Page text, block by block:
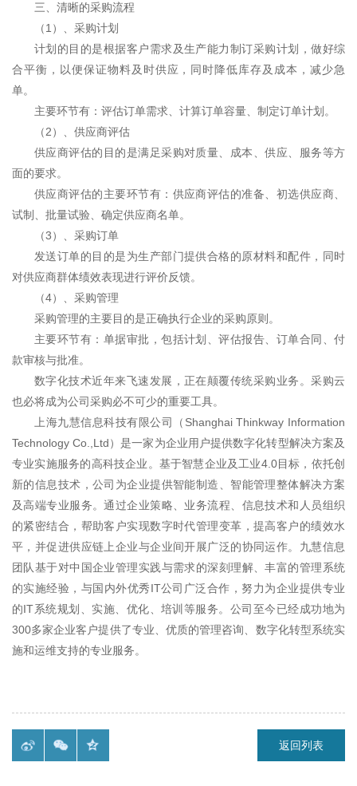
三、清晰的采购流程
（1）、采购计划
计划的目的是根据客户需求及生产能力制订采购计划，做好综
合平衡，以便保证物料及时供应，同时降低库存及成本，减少急
单。
主要环节有：评估订单需求、计算订单容量、制定订单计划。
（2）、供应商评估
供应商评估的目的是满足采购对质量、成本、供应、服务等方
面的要求。
供应商评估的主要环节有：供应商评估的准备、初选供应商、
试制、批量试验、确定供应商名单。
（3）、采购订单
发送订单的目的是为生产部门提供合格的原材料和配件，同时
对供应商群体绩效表现进行评价反馈。
（4）、采购管理
采购管理的主要目的是正确执行企业的采购原则。
主要环节有：单据审批，包括计划、评估报告、订单合同、付
款审核与批准。
数字化技术近年来飞速发展，正在颠覆传统采购业务。采购云
也必将成为公司采购必不可少的重要工具。
上海九慧信息科技有限公司（ Shanghai Thinkway Information
Technology Co.,Ltd）是一家为企业用户提供数字化转型解决方案及
专业实施服务的高科技企业。基于智慧企业及工业4.0目标，依托创
新的信息技术，公司为企业提供智能制造、智能管理整体解决方案
及高端专业服务。通过企业策略、业务流程、信息技术和人员组织
的紧密结合，帮助客户实现数字时代管理变革，提高客户的绩效水
平，并促进供应链上企业与企业间开展广泛的协同运作。九慧信息
团队基于对中国企业管理实践与需求的深刻理解、丰富的管理系统
的实施经验，与国内外优秀IT公司广泛合作，努力为企业提供专业
的IT系统规划、实施、优化、培训等服务。公司至今已经成功地为
300多家企业客户提供了专业、优质的管理咨询、数字化转型系统实
施和运维支持的专业服务。
返回列表